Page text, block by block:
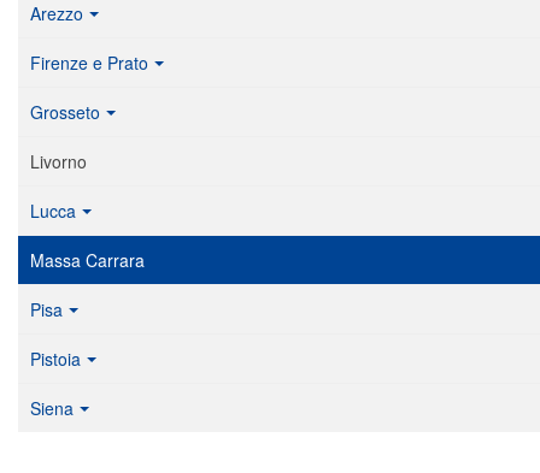
Arezzo
Firenze e Prato
Grosseto
Livorno
Lucca
Massa Carrara
Pisa
Pistoia
Siena